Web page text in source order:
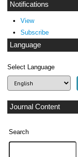
Notifications
View
Subscribe
Language
Select Language
Journal Content
Search